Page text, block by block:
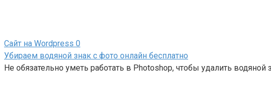
Сайт на Wordpress 0
Убираем водяной знак с фото онлайн бесплатно
Не обязательно уметь работать в Photoshop, чтобы удалить водяной